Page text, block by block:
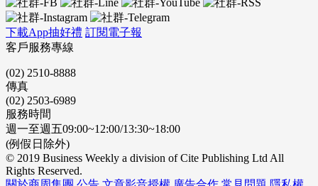
下載App抽好禮 訂閱電子報
客戶服務專線
(02) 2510-8888
傳真
(02) 2503-6989
服務時間
週一至週五09:00~12:00/13:30~18:00
(例假日除外)
© 2019 Business Weekly a division of Cite Publishing Ltd All
Rights Reserved.